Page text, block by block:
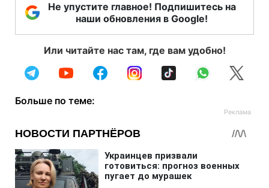
Не упустите главное! Подпишитесь на
наши обновления в Google!
Или читайте нас там, где вам удобно!
Больше по теме: